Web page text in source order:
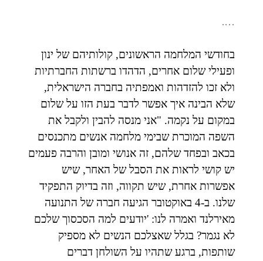
….
בחודשי המלחמה הראשונים, קולותיהם של ינון
ופעילי שלום אחרים, הדהדו ברשתות החברתיות
ולא זכו להזדהות ואמפתיה בחברה הישראלית,
שלא הבינה איך אפשר לדבר בעת הזו על שלום
במקום על נקמה. "אני מנסה להבין ולקבל את
השפה המוכרת שבימי מלחמה אנשים מתכנסים
בכאב ובפחד שלהם, זה אנושי ומובן והרבה פעמים
יש קושי לראות את הסבל של האחר, שיש
אפשרות אחרת, שיש תקווה, וזה בדיוק התפקיד
שלנו. ב-4 באוקטובר הגיעה חברה של התנועה
מאירלנד ואמרה לנו: 'יודעים למה הסכסוך שלכם
לא נגמר? בגלל שאצלכם הנשים לא מספיק
שותפות, ברגע שתהיו על השולחן דברים